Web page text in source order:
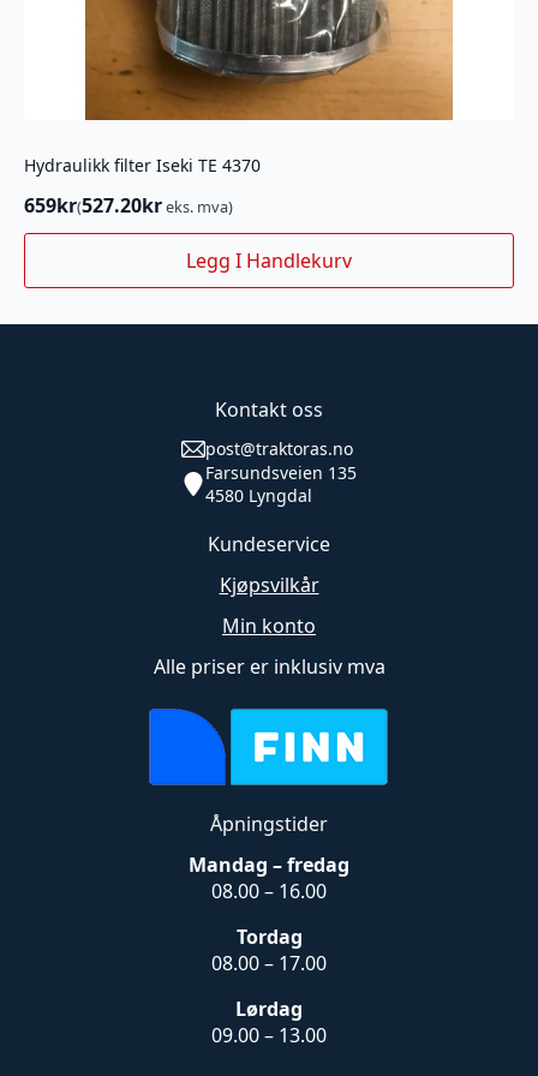
Hydraulikk filter Iseki TE 4370
659kr(527.20kreks. mva)
Legg I Handlekurv
Kontakt oss
post@traktoras.no
Farsundsveien 135
4580 Lyngdal
Kundeservice
Kjøpsvilkår
Min konto
Alle priser er inklusiv mva
Åpningstider
Mandag – fredag
08.00 – 16.00
Tordag
08.00 – 17.00
Lørdag
09.00 – 13.00